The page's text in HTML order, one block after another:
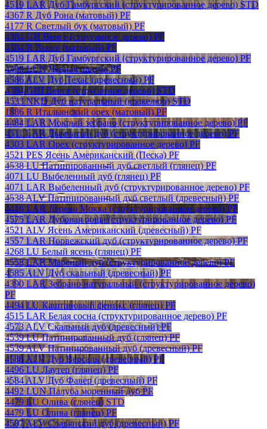
4519 LAR Дуб Гамбургский (структурированное дерево) STD
4367 R Дуб Рона (матовый) PF
4177 R Светлый бук (матовый) PF
4384 GH Венге (струганное дерево) PF
4384 R Венге (матовый) PF
4519 LAR Дуб Гамбургский (структурированное дерево) PF
4490 LUN Черная палуба PF
4586 ALV Дуб Техас (древесный) PF
4384 GHI Венге (струганное дерево) STD
4533 NKD Дуб натуральный (кракелюр) STD
1886 R Итальянский орех (матовый) PF
4484 LAR Мокрый зебрано (структурированное дерево) PF
4511 LAR Дымчатый дуб (структурированное дерево) PF
4303 LAR Орех (структурированное дерево) PF
4521 PES Ясень Американский (Песка) PF
4538 LU Патинированный дуб светлый (глянец) PF
4071 LU Выбеленный дуб (глянец) PF
4071 LAR Выбеленный дуб (структурированное дерево) PF
4538 ALV Патинированный дуб светлый (древесный) PF
4416 LAR Дерево Мокка (структурированное дерево) PF
4575 LAR Дубовая роща (структурированное дерево) PF
4521 ALV Ясень Американский (древесный) PF
4557 LAR Норвежский дуб (структурированное дерево) PF
4268 LU Белый ясень (глянец) PF
4558 LAR Мареный дуб (структурированное дерево) PF
4585 ALV Дуб скальный (древесный) PF
4390 LAR Зебрано натуральный (структурированное дерево)
PF
4494 LU Каштановый феникс (глянец) PF
4515 LAR Белая сосна (структурированное дерево) PF
4573 ALV Скальный дуб (древесный) PF
4539 LU Патинированный дуб (глянец) PF
4539 ALV Патинированный дуб (древесный) PF
4588 ALV Дуб Версаль (древесный) PF
4496 LU Лаутер (глянец) PF
4584 ALV Дуб Фавер (древесный) PF
4492 LUN Палуба моренный дуб PF
4479 LU Олива (глянец) STD
4479 LU Олива (глянец) PF
4587 ALV Славянский дуб (древесный) PF